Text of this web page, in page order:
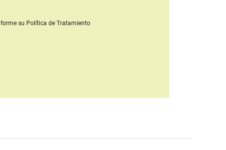
su Política de Tratamiento